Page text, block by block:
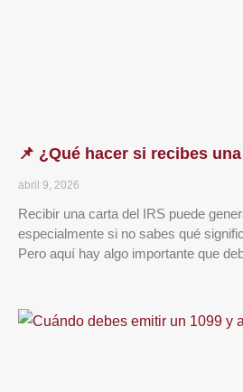
📌 ¿Qué hacer si recibes
abril 9, 2026
Recibir una carta del IRS puede
especialmente si no sabes qué
Pero aquí hay algo importante que